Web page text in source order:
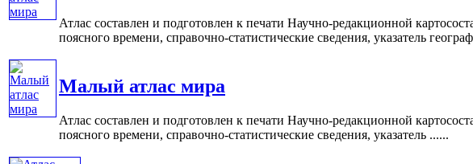
Атлас составлен и подготовлен к печати Научно-редакционной
поясного времени, справочно-статистические сведения, указатель
Малый атлас мира
Атлас составлен и подготовлен к печати Научно-редакционной
поясного времени, справочно-статистические сведения, указатель ......